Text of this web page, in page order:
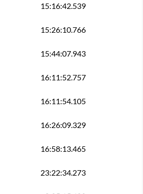
15:16:42.539
15:26:10.766
15:44:07.943
16:11:52.757
16:11:54.105
16:26:09.329
16:58:13.465
23:22:34.273